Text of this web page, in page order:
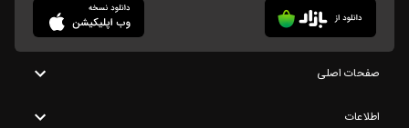
صفحات اصلی
اطلاعات